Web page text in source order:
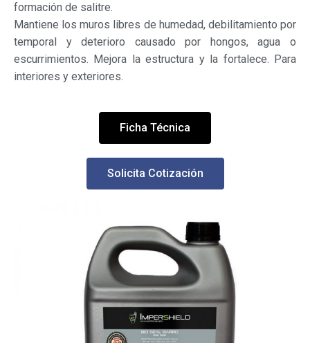
formación de salitre.
Mantiene los muros libres de humedad, debilitamiento por
temporal y deterioro causado por hongos, agua o
escurrimientos. Mejora la estructura y la fortalece. Para
interiores y exteriores.
Ficha Técnica
Solicita Cotización